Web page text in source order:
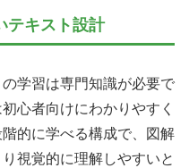
テキスト設計
学習は専門知識が必要で
心者向けにわかりやすく
的に学べる構成で、図解
視覚的に理解しやすいと